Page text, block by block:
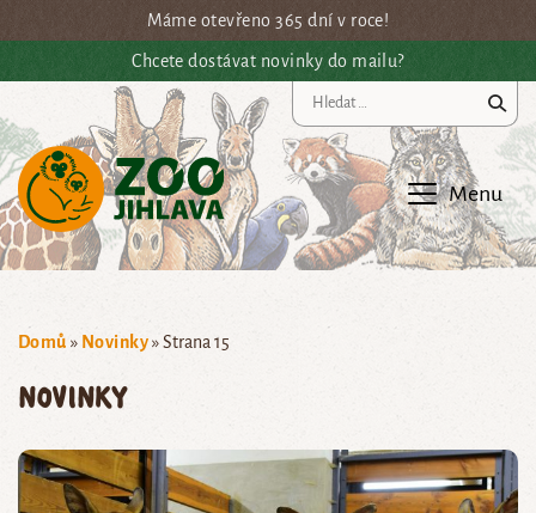
Přejít na hlavní obsahMáme otevřeno 365 dní v roce!
Chcete dostávat novinky do mailu?
Menu
Domů » Novinky»Strana 15
Novinky